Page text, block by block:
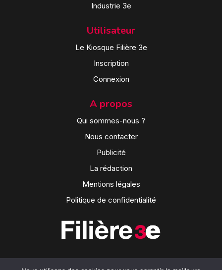
Industrie 3e
Utilisateur
Le Kiosque Filière 3e
Inscription
Connexion
A propos
Qui sommes-nous ?
Nous contacter
Publicité
La rédaction
Mentions légales
Politique de confidentialité